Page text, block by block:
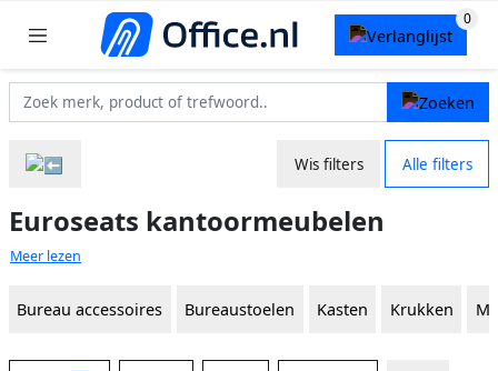
Wis filters Alle filters
Euroseats kantoormeubelen
Meer lezen
Bureau accessoires Bureaustoelen Kasten Krukken